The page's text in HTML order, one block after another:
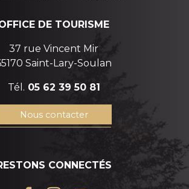
DE TOURISME
37 rue Vincent Mir
Saint-Lary-Soulan
Tél. 05 62 39 50 81
Nous contacter
CONNECTÉS